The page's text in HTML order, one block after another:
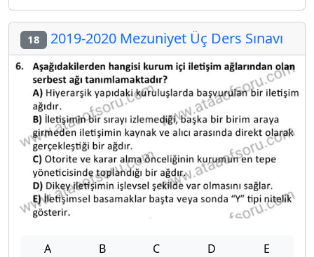
18 2019-2020 Mezuniyet Üç Ders Sınavı
A B C D E